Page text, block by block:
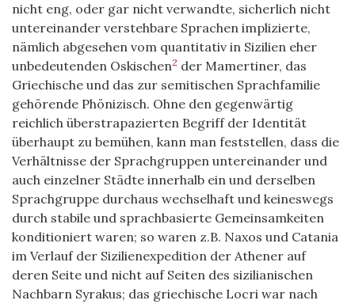
nicht eng, oder gar nicht verwandte, sicherlich nicht
untereinander verstehbare Sprachen implizierte,
nämlich abgesehen vom quantitativ in Sizilien eher
unbedeutenden Oskischen2 der Mamertiner, das
Griechische und das zur semitischen Sprachfamilie
gehörende Phönizisch. Ohne den gegenwärtig
reichlich überstrapazierten Begriff der Identität
überhaupt zu bemühen, kann man feststellen, dass die
Verhältnisse der Sprachgruppen untereinander und
auch einzelner Städte innerhalb ein und derselben
Sprachgruppe durchaus wechselhaft und keineswegs
durch stabile und sprachbasierte Gemeinsamkeiten
konditioniert waren; so waren z.B. Naxos und Catania
im Verlauf der Sizilienexpedition der Athener auf
deren Seite und nicht auf Seiten des sizilianischen
Nachbarn Syrakus; das griechische Locri war nach